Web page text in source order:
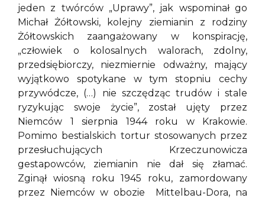
jeden z twórców „Uprawy”, jak wspominał go
Michał Żółtowski, kolejny ziemianin z rodziny
Żółtowskich zaangażowany w konspirację,
„człowiek o kolosalnych walorach, zdolny,
przedsiębiorczy, niezmiernie odważny, mający
wyjątkowo spotykane w tym stopniu cechy
przywódcze, (…) nie szczędząc trudów i stale
ryzykując swoje życie”, został ujęty przez
Niemców 1 sierpnia 1944 roku w Krakowie.
Pomimo bestialskich tortur stosowanych przez
przesłuchujących Krzeczunowicza
gestapowców, ziemianin nie dał się złamać.
Zginął wiosną roku 1945 roku, zamordowany
przez Niemców w obozie Mittelbau-Dora, na